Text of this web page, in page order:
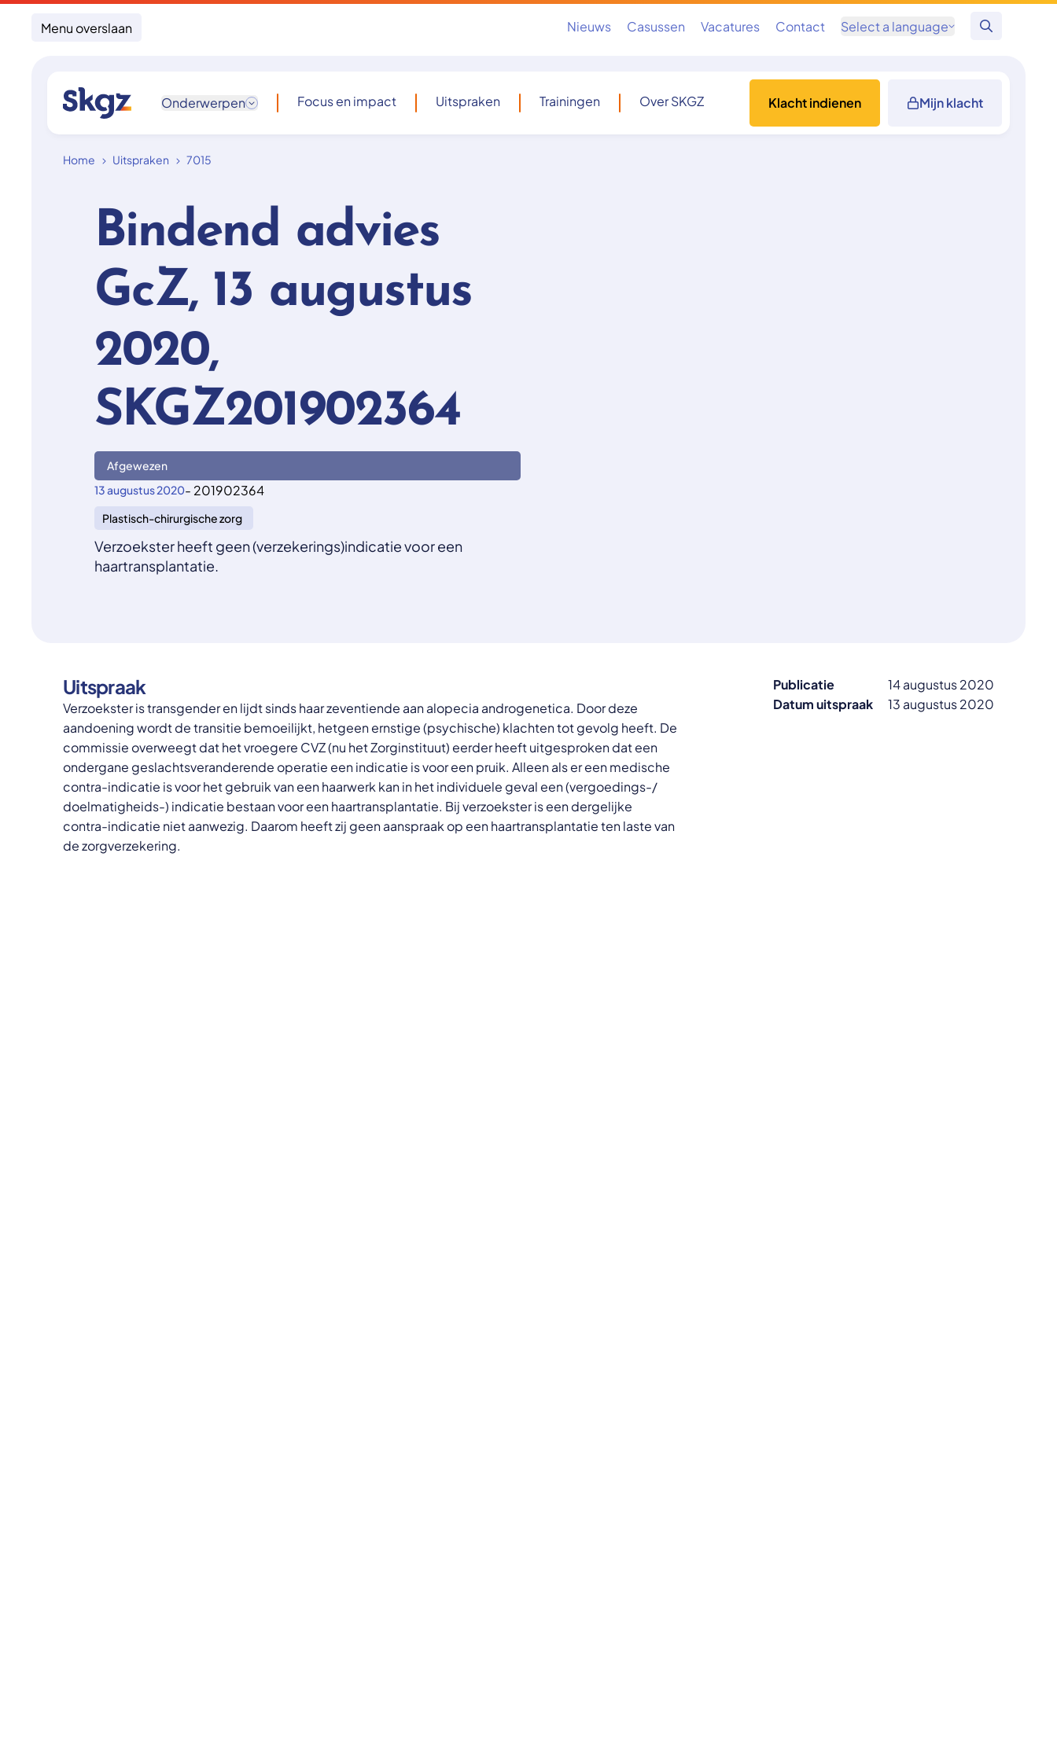
Menu overslaan Nieuws Casussen Vacatures Contact Select a language
Zoeken
Onderwerpen Focus en impact Uitspraken Trainingen Over SKGZ Klacht indienen Mijn klacht
Home Uitspraken 7015
Bindend advies
GcZ, 13 augustus
2020,
SKGZ201902364
Afgewezen
13 augustus 2020- 201902364
Plastisch-chirurgische zorg
Verzoekster heeft geen (verzekerings)indicatie voor een
haartransplantatie.
Uitspraak
Verzoekster is transgender en lijdt sinds haar zeventiende aan alopecia androgenetica. Door deze
aandoening wordt de transitie bemoeilijkt, hetgeen ernstige (psychische) klachten tot gevolg heeft. De
commissie overweegt dat het vroegere CVZ (nu het Zorginstituut) eerder heeft uitgesproken dat een
ondergane geslachtsveranderende operatie een indicatie is voor een pruik. Alleen als er een medische
contra-indicatie is voor het gebruik van een haarwerk kan in het individuele geval een (vergoedings-/
doelmatigheids-) indicatie bestaan voor een haartransplantatie. Bij verzoekster is een dergelijke
contra-indicatie niet aanwezig. Daarom heeft zij geen aanspraak op een haartransplantatie ten laste van
de zorgverzekering.
Publicatie
14 augustus 2020
Datum uitspraak
13 augustus 2020